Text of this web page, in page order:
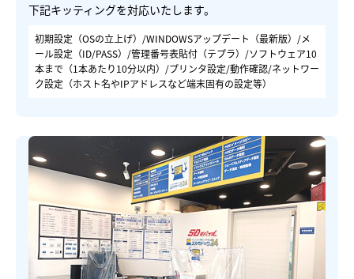
下記キッティングを対応いたします。
初期設定（OSの立上げ）/WINDOWSアップデート（最新版）/メ
ール設定（ID/PASS）/管理番号表貼付（テプラ）/ソフトウェア10
本まで（1本あたり10分以内）/プリンタ設定/動作確認/ネットワー
ク設定（ホスト名やIPアドレスなど端末固有の設定等）